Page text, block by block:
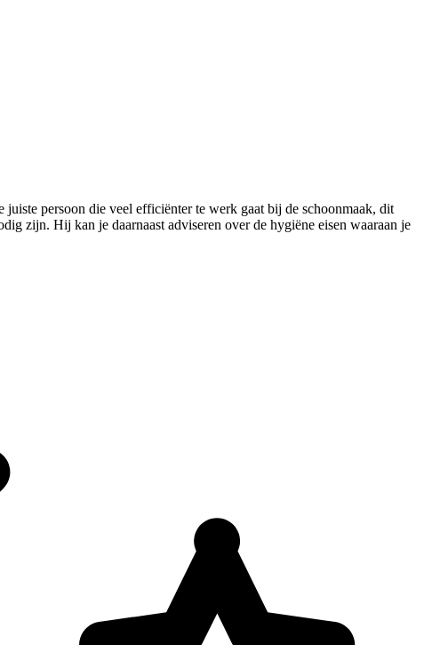
persoon die veel efficiënter te werk gaat bij de schoonmaak, dit
zijn. Hij kan je daarnaast adviseren over de hygiëne eisen waaraan je